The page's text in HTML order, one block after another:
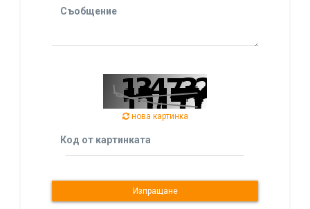
Съобщение
нова картинка
Код от картинката